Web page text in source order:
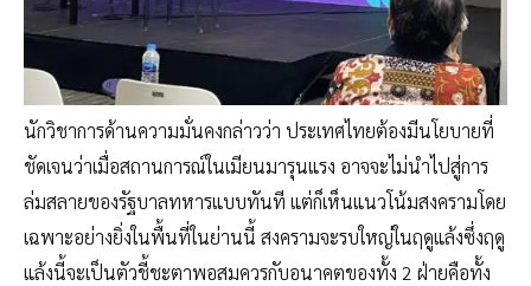
นักวิชาการด้านความมั่นคงกล่าวว่า ประเทศไทยต้องมีนโยบายที่
ชัดเจนว่าเมื่อสถานการณ์ในเมียนมารุนแรง อาจจะไม่นำไปสู่การ
ล่มสลายของรัฐบาลทหารแบบทันที แต่ก็เห็นแนวโน้มสงครามโดย
เฉพาะอย่างยิ่งในพื้นที่ในย่านนี้ สงครามจะรบใหญ่ในฤดูแล้งซึ่งฤดู
แล้งนี้จะเป็นตัวชี้ชะตาพอสมควรกับอนาคตของทั้ง 2 ฝ่ายคือทั้ง